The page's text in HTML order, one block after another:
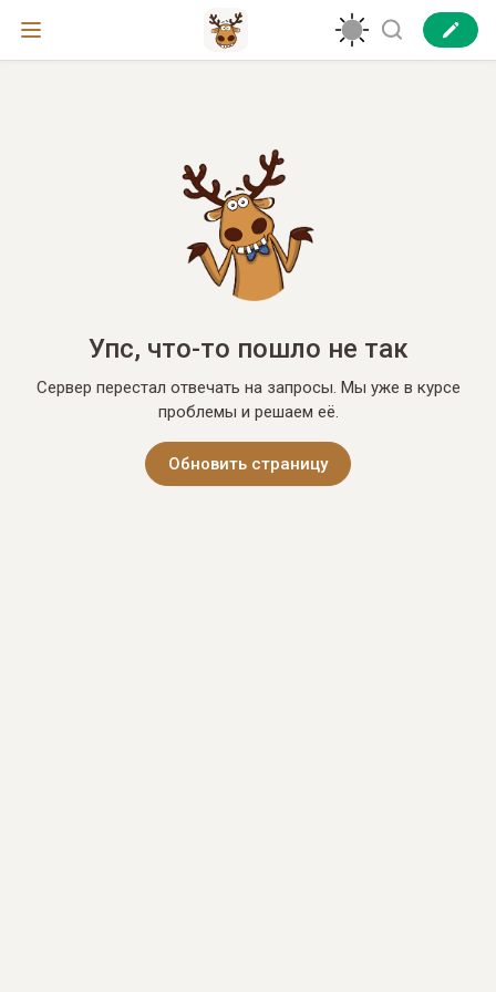
Упс, что-то пошло не так
Сервер перестал отвечать на запросы. Мы уже в курсе
проблемы и решаем её.
Обновить страницу